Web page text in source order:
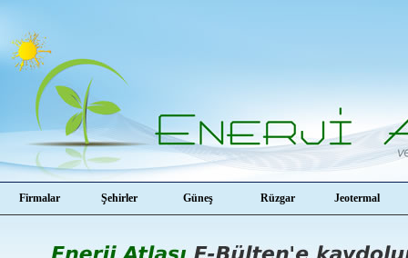
Firmalar Şehirler Güneş Rüzgar Jeotermal